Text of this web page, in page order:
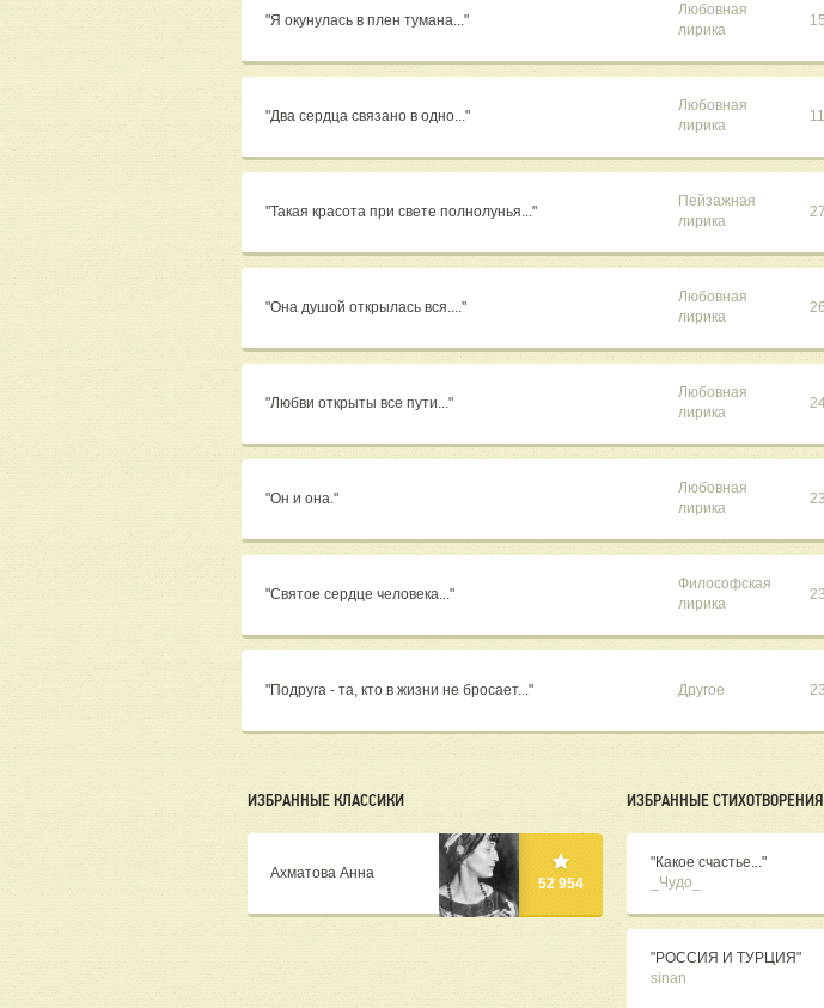
"Я окунулась в плен тумана..."
Любовная
лирика
"Два сердца связано в одно..."
Любовная
лирика
"Такая красота при свете полнолунья..."
Пейзажная
лирика
"Она душой открылась вся...."
Любовная
лирика
"Любви открыты все пути..."
Любовная
лирика
"Он и она."
Любовная
лирика
"Святое сердце человека..."
Философская
лирика
"Подруга - та, кто в жизни не бросает..." Другое
ИЗБРАННЫЕ КЛАССИКИ
Ахматова Анна
52 954
ИЗБРАННЫЕ СТИХОТВОРЕНИЯ
"Какое счастье..."
_Чудо_
"РОССИЯ И ТУРЦИЯ"
sinan